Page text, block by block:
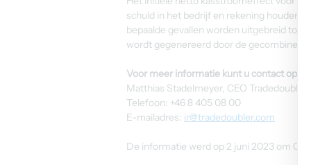
schuld in het bedrijf en rekening
bepaalde gevallen worden uitgebreid tot
wordt gegenereerd door de
Voor meer informatie kunt u contact
Matthias Stadelmeyer, CEO Tradedoubler
Telefoon: +46 8 405 08 00
E-mailadres: ir@tradedoubler.com
De informatie werd op 2 juni 2023 om